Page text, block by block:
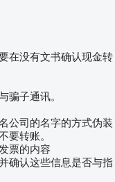
在没有文书确认现金转
骗子通讯。
公司的名字的方式伪装
要转账。
票的内容
确认这些信息是否与指